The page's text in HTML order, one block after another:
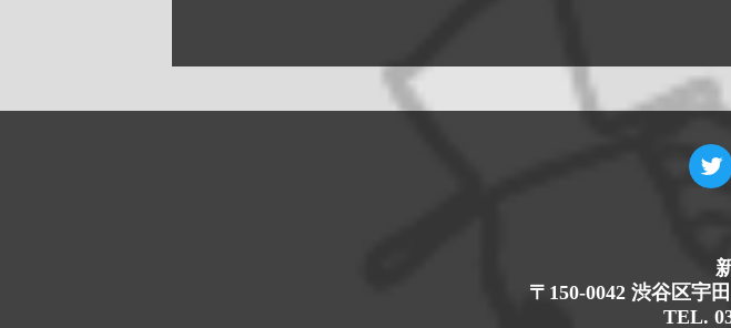
〒150-0042 渋谷区宇
TEL.